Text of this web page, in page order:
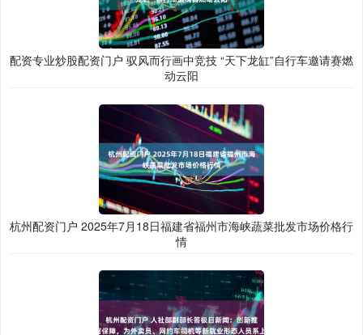
配资专业炒股配资门户 驭风而行画中竞技 “天下龙缸”自行车邀请赛燃
动云阳
杭州配资门户 2025年7月18日福建省福州市海峡蔬菜批发市场价格行
情